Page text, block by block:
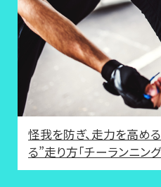
怪我を防ぎ、走力を高め
る”走り方「チーランニン